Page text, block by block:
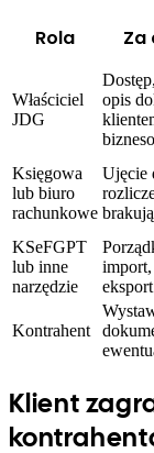
Rola Za
Właściciel
JDG
opis
Księgowa
lub biuro
rachunkowe
Ujęcie
KSeFGPT
lub inne
narzędzie
import,
Kontrahent
Klient